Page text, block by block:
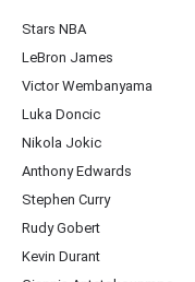
Stars NBA
LeBron James
Victor Wembanyama
Luka Doncic
Nikola Jokic
Anthony Edwards
Stephen Curry
Rudy Gobert
Kevin Durant